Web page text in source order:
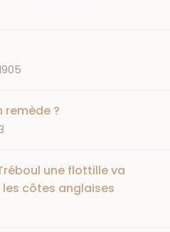
remède ?
une flottille va
côtes anglaises